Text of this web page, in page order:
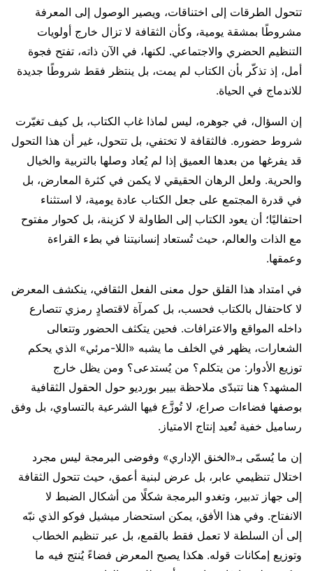
تتحول الطرقات إلى اختناقات، ويصير الوصول إلى المعرفة
مشروطًا بمشقة يومية، وكأن الثقافة لا تزال خارج أولويات
التنظيم الحضري والاجتماعي. لكنها، في الآن ذاته، تفتح فجوة
أمل، إذ تذكّر بأن الكتاب لم يمت، بل ينتظر فقط شروطًا جديدة
للاندماج في الحياة.
إن السؤال، في جوهره، ليس لماذا غاب الكتاب، بل كيف تغيّرت
شروط حضوره. فالثقافة لا تختفي، بل تتحول، غير أن هذا التحول
قد يفرغها من بعدها العميق إذا لم يُعاد وصلها بالتربية والخيال
والحرية. ولعل الرهان الحقيقي لا يكمن في كثرة المعارض، بل
في قدرة المجتمع على جعل الكتاب عادة يومية، لا استثناء
احتفاليًا؛ أن يعود الكتاب إلى الطاولة لا كزينة، بل كحوار مفتوح
مع الذات والعالم، حيث تُستعاد إنسانيتنا في بطء القراءة
وعمقها.
في امتداد هذا القلق حول معنى الفعل الثقافي، ينكشف المعرض
لا كاحتفال بالكتاب فحسب، بل كمرآة لاقتصادٍ رمزي تتصارع
داخله المواقع والاعترافات. فحين يتكثف الحضور وتتعالى
الشعارات، يظهر في الخلف ما يشبه «اللا-مرئي» الذي يحكم
توزيع الأدوار: من يتكلم؟ من يُستدعى؟ ومن يظل خارج
المشهد؟ هنا تتبدّى ملاحظة بيير بورديو حول الحقول الثقافية
بوصفها فضاءات صراع، لا تُوزَّع فيها الشرعية بالتساوي، بل وفق
رساميل خفية تُعيد إنتاج الامتياز.
إن ما يُسمّى بـ«الخنق الإداري» وفوضى البرمجة ليس مجرد
اختلال تنظيمي عابر، بل عرض لبنية أعمق، حيث تتحول الثقافة
إلى جهاز تدبير، وتغدو البرمجة شكلًا من أشكال الضبط لا
الانفتاح. وفي هذا الأفق، يمكن استحضار ميشيل فوكو الذي نبّه
إلى أن السلطة لا تعمل فقط بالقمع، بل عبر تنظيم الخطاب
وتوزيع إمكانات قوله. هكذا يصبح المعرض فضاءً يُنتج فيه ما